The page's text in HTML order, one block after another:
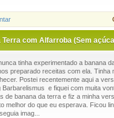
Terra com Alfarroba (Sem
tinha experimentado a banana
preparado receitas com ela. Tinha
Postei recentemente aqui a
Barbarelismus e fiquei com muita
de banana da terra e fiz a minha
melhor do que eu esperava. Ficou
imag...